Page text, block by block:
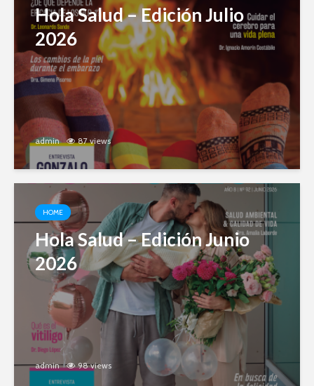
Hola Salud – Edición Julio
2026
admin 87 views
HOME
Hola Salud – Edición Junio
2026
admin 98 views